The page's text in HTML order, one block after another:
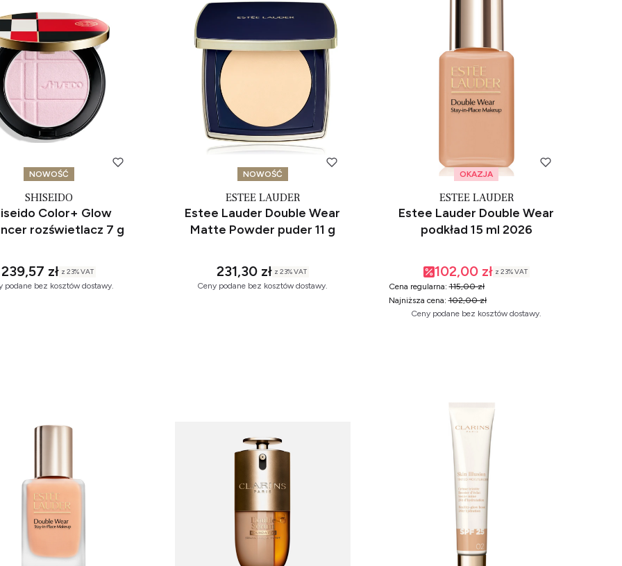
NOWOŚĆ
SHISEIDO
Color+ Glow
rozświetlacz 7 g
239,57 zł z 23%VAT
podane bez kosztów dostawy.
NOWOŚĆ
ESTEE LAUDER
Estee Lauder Double Wear
Matte Powder puder 11 g
231,30 zł z 23%VAT
Ceny podane bez kosztów dostawy.
OKAZJA
ESTEE LAUDER
Estee Lauder Double Wear
podkład 15 ml 2026
102,00 zł z 23%VAT
Cena regularna: 115,00 zł
Najniższa cena: 102,00 zł
Ceny podane bez kosztów dostawy.